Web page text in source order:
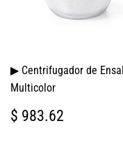
▶ Centrifugador de
Multicolor
PRECIO
HABITUAL
$ 983.62